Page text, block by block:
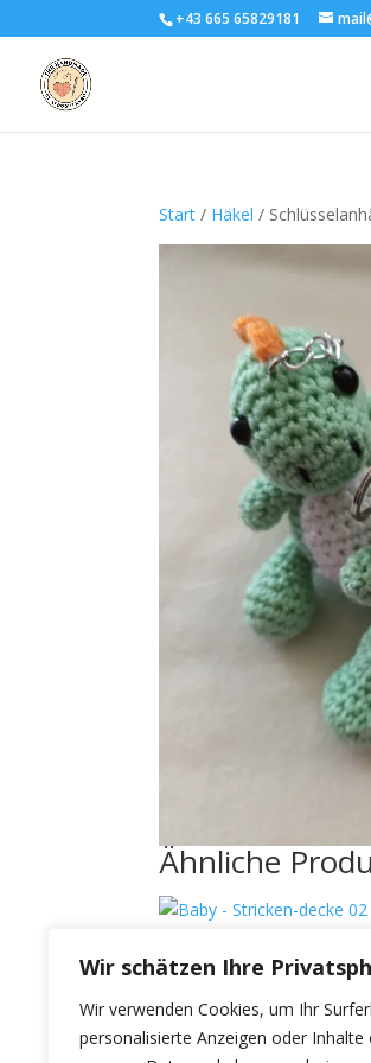
Wir schätzen Ihre
Wir verwenden Cookies, um Ihr
personalisierte Anzeigen oder Inhalte
+43 665 65829181
Start / Häkel /
Ähnliche
Baby –
decke 02
€49.90